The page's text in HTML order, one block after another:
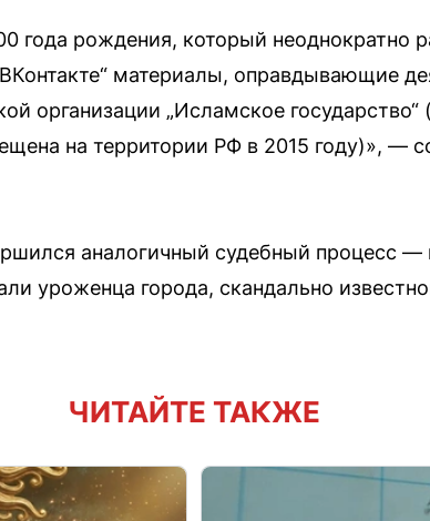
года рождения, который неоднократно
материалы, оправдывающие
организации „Исламское государство“
на территории РФ в 2015 году)», —
аналогичный судебный процесс —
уроженца города, скандально
ЧИТАЙТЕ ТАКЖЕ